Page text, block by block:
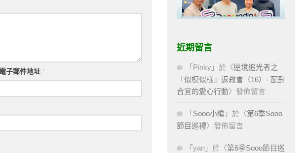
電子郵件地址
近期留言
「 Pinky 」於〈逆境追光者之
「似模似樣」返教會（16）- 配對
合宜的愛心行動〉發佈留言
「 Sooo小編 」於〈第6季Sooo
節目巡禮〉發佈留言
「 yan 」於〈第6季Sooo節目巡